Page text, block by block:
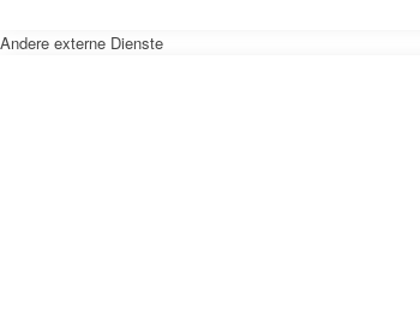
Andere externe Dienste